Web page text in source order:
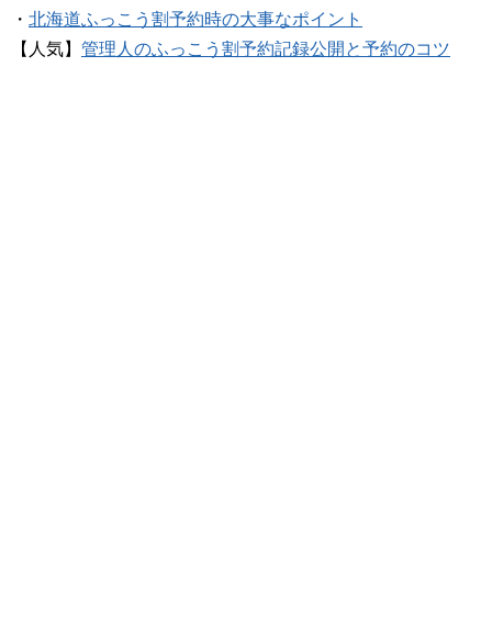
・ 北海道ふっこう割予約時の大事なポイント
【人気】 管理人のふっこう割予約記録公開と予約のコツ